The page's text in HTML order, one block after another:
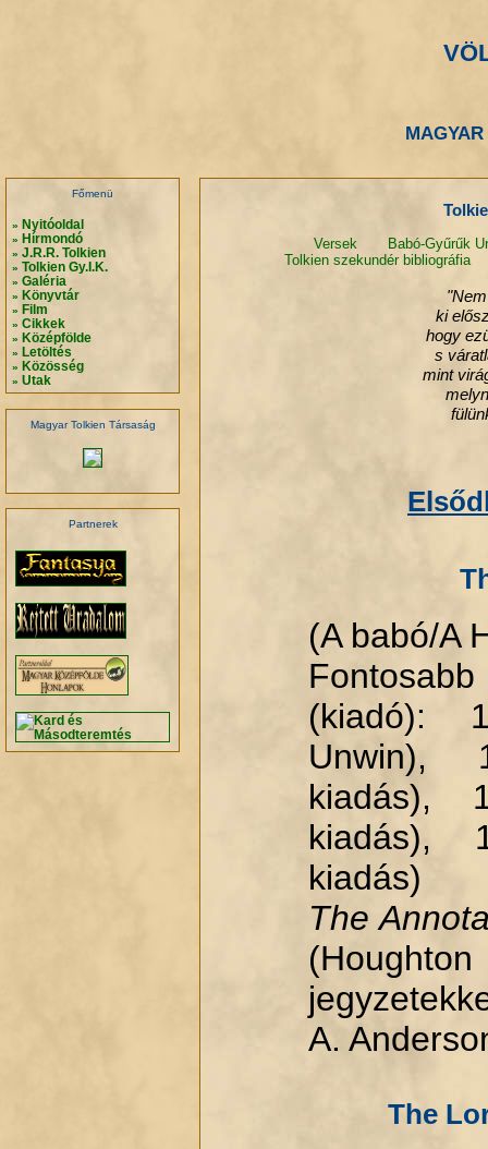
Főmenü
» Nyitóoldal
» Hírmondó
» J.R.R. Tolkien
» Tolkien Gy.I.K.
» Galéria
» Könyvtár
» Film
» Cikkek
» Középfölde
» Letöltés
» Közösség
» Utak
Magyar Tolkien Társaság
Partnerek
Versek
Babó-Gyűrűk
Tolkien szekundér bibliográfia
ki
hogy
s
mint
(A babó/A
(kiadó):
Unwin),
kiadás),
kiadás),
kiadás)
The
A.
The